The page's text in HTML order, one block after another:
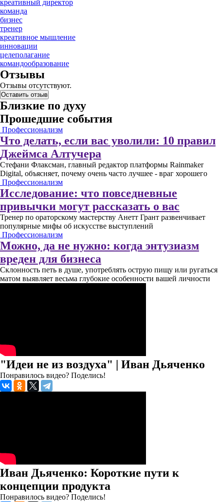
креативный директор
команда
бизнес
тренер
креативное мышление
инновации
целеполагание
командообразование
Отзывы
Отзывы отсутствуют.
Оставить отзыв
Близкие по духу
Прошедшие события
Профессионализм
Что делать, если вас уволили: 10 правил
Джеймса Алтучера
Стефани Флаксман, главный редактор платформы Rainmaker
Digital, объясняет, почему очень часто лучшее - враг хорошего
Профессионализм
Исследование: что повседневные
привычки могут рассказать о вас
Тренер по ораторскому мастерству Анетт Грант развенчивает
популярные мифы об искусстве выступлений
Профессионализм
Можно, да не нужно: когда энтузиазм
вреден для бизнеса
Склонность петь в душе, употреблять острую пищу или ругаться
матом выявляет весьма глубокие особенности вашей личности
"Идеи не из воздуха" | Иван Дьяченко
Понравилось видео? Поделись!
Иван Дьяченко: Короткие пути к
концепции продукта
Понравилось видео? Поделись!